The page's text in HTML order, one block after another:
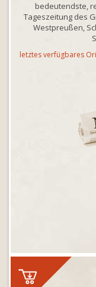
bedeutendste,
Tageszeitung des
Westpreußen,
letztes verfügbares